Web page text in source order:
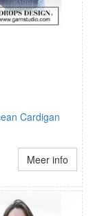
Cardigan
Meer info